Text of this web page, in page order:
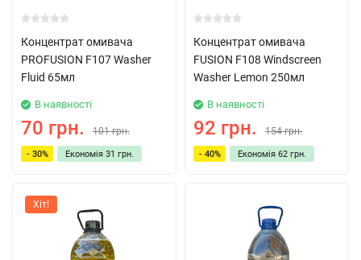
Концентрат омивача
PROFUSION F107 Washer
Fluid 65мл
В наявності
70 грн. 101 грн.
- 30% Економія 31 грн.
Концентрат омивача
FUSION F108 Windscreen
Washer Lemon 250мл
В наявності
92 грн. 154 грн.
- 40% Економія 62 грн.
Хіт!